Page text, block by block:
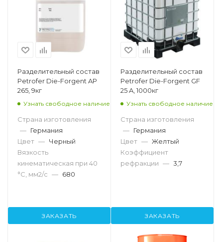
Разделительный состав
Petrofer Die-Forgent AP
265, 9кг
Узнать свободное наличие
Страна изготовления
— Германия
Цвет — Черный
Вязкость
кинематическая при 40
°С, мм2/с — 680
ЗАКАЗАТЬ
Разделительный состав
Petrofer Die-Forgent GF
25 A, 1000кг
Узнать свободное наличие
Страна изготовления
— Германия
Цвет — Желтый
Коэффициент
рефракции — 3,7
ЗАКАЗАТЬ